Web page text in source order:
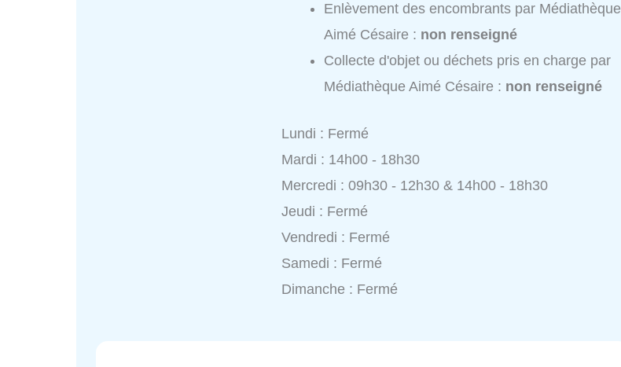
Enlèvement des encombrants par Médiathèque
Aimé Césaire : non renseigné
Collecte d'objet ou déchets pris en charge par
Médiathèque Aimé Césaire : non renseigné
Lundi : Fermé
Mardi : 14h00 - 18h30
Mercredi : 09h30 - 12h30 & 14h00 - 18h30
Jeudi : Fermé
Vendredi : Fermé
Samedi : Fermé
Dimanche : Fermé